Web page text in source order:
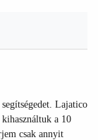
Lajatico
a 10
csak annyit